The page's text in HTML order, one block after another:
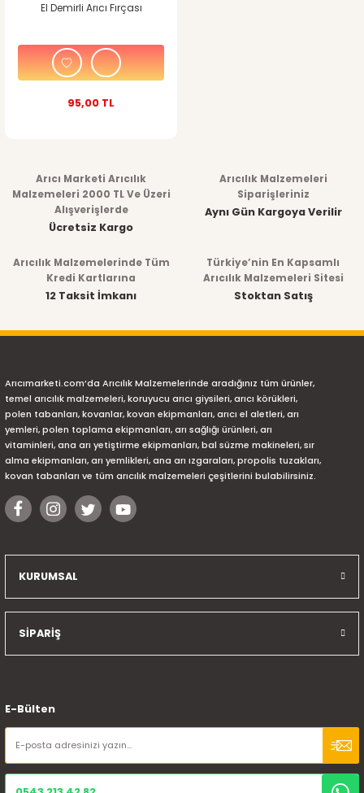
El Demirli Arıcı Fırçası
95,00 TL
Arıcı Marketi Arıcılık
Malzemeleri 2000 TL Ve Üzeri
Alışverişlerde
Ücretsiz Kargo
Arıcılık Malzemeleri
Siparişleriniz
Aynı Gün Kargoya Verilir
Arıcılık Malzemelerinde Tüm
Kredi Kartlarına
12 Taksit İmkanı
Türkiye’nin En Kapsamlı
Arıcılık Malzemeleri Sitesi
Stoktan Satış
Arıcımarketi.com’da Arıcılık Malzemelerinde aradığınız tüm ürünler,
temel arıcılık malzemeleri, koruyucu arıcı giysileri, arıcı körükleri,
polen tabanları, kovanlar, kovan ekipmanları, arıcı el aletleri, arı
yemleri, polen toplama ekipmanları, arı sağlığı ürünleri, arı
vitaminleri, ana arı yetiştirme ekipmanları, bal süzme makineleri, sır
alma ekipmanları, arı yemlikleri, ana arı ızgaraları, propolis tuzakları,
kovan tabanları ve tüm arıcılık malzemeleri çeşitlerini bulabilirsiniz.
KURUMSAL
SİPARİŞ
E-Bülten